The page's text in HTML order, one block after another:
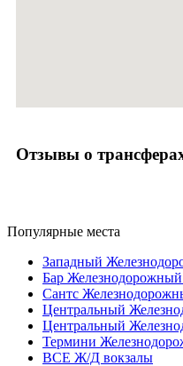
Отзывы о
Популярные места
Западный
Бар
Сантс
Центральный
Центральный
Термини
ВСЕ Ж/Д вокзалы